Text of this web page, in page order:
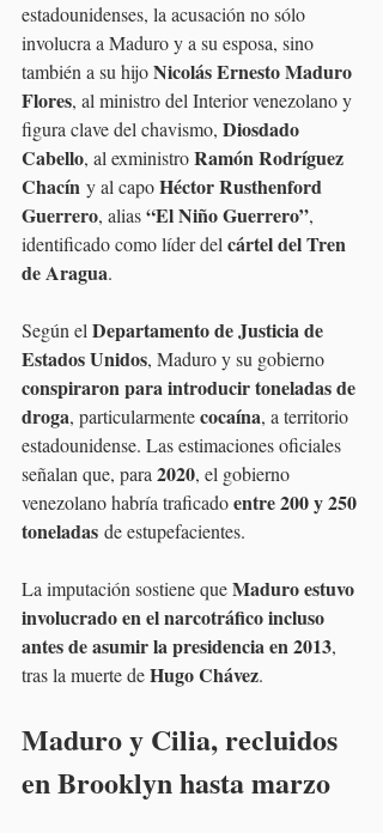
estadounidenses, la acusación no sólo
involucra a Maduro y a su esposa, sino
también a su hijo Nicolás Ernesto Maduro
Flores, al ministro del Interior venezolano y
figura clave del chavismo, Diosdado
Cabello, al exministro Ramón Rodríguez
Chacín y al capo Héctor Rusthenford
Guerrero, alias “El Niño Guerrero”,
identificado como líder del cártel del Tren
de Aragua.
Según el Departamento de Justicia de
Estados Unidos, Maduro y su gobierno
conspiraron para introducir toneladas de
droga, particularmente cocaína, a territorio
estadounidense. Las estimaciones oficiales
señalan que, para 2020, el gobierno
venezolano habría traficado entre 200 y 250
toneladas de estupefacientes.
La imputación sostiene que Maduro estuvo
involucrado en el narcotráfico incluso
antes de asumir la presidencia en 2013,
tras la muerte de Hugo Chávez.
Maduro y Cilia, recluidos
en Brooklyn hasta marzo